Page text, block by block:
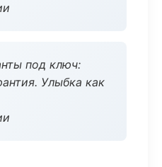
под ключ:
Улыбка как